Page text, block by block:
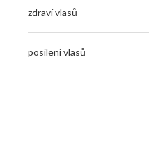
zdraví vlasů
posílení vlasů